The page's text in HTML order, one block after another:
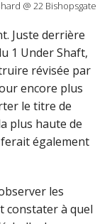
@ 22 Bishopsgate
Juste derrière
1 Under Shaft,
révisée par
encore plus
le titre de
plus haute de
également
les
constater à quel